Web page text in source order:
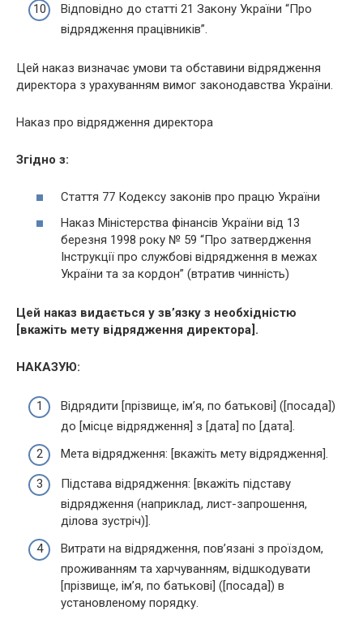
Відповідно до статті 21 Закону України “Про
відрядження працівників”.
Цей наказ визначає умови та обставини відрядження
директора з урахуванням вимог законодавства України.
Наказ про відрядження директора
Згідно з:
Стаття 77 Кодексу законів про працю України
Наказ Міністерства фінансів України від 13
березня 1998 року № 59 “Про затвердження
Інструкції про службові відрядження в межах
України та за кордон” (втратив чинність)
Цей наказ видається у зв’язку з необхідністю
[вкажіть мету відрядження директора].
НАКАЗУЮ:
Відрядити [прізвище, ім’я, по батькові] ([посада])
до [місце відрядження] з [дата] по [дата].
Мета відрядження: [вкажіть мету відрядження].
Підстава відрядження: [вкажіть підставу
відрядження (наприклад, лист-запрошення,
ділова зустріч)].
Витрати на відрядження, пов’язані з проїздом,
проживанням та харчуванням, відшкодувати
[прізвище, ім’я, по батькові] ([посада]) в
установленому порядку.